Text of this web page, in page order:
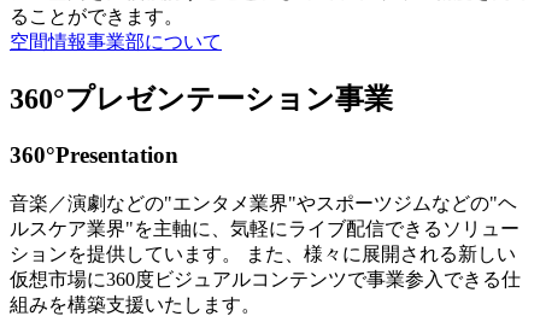
ることができます。
空間情報事業部について
360°プレゼンテーション事業
360°Presentation
音楽／演劇などの"エンタメ業界"やスポーツジムなどの"ヘ
ルスケア業界"を主軸に、気軽にライブ配信できるソリュー
ションを提供しています。 また、様々に展開される新しい
仮想市場に360度ビジュアルコンテンツで事業参入できる仕
組みを構築支援いたします。